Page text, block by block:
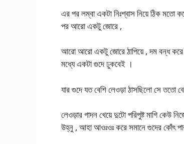
এর পর লম্বা একটা নিঃশ্বাস নিয়ে ঠিক মতো
পর আরো একটু জোরে ,
আরো আরো একটু জোরে ঠাপিয়ে , দম বন্ধ করে
মধ্যে একটা গুদে ঢুকবেই ।
যার গুদে যত বেশি লেওড়া ঠাসছিলো সে ততো
লেওড়ার গাদন খেয়ে দুটো পরিপুষ্ট মাগি কেউ
উহ্নু , আহা আওঃওঃ করে সমানে গুদের কোঁৎ